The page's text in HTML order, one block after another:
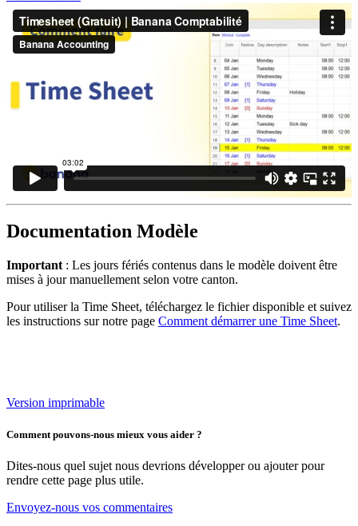
Documentation Modèle
Important : Les jours fériés contenus dans le modèle doivent être
mises à jour manuellement selon votre canton.
Pour utiliser la Time Sheet, téléchargez le fichier disponible et suivez
les instructions sur notre page Comment démarrer une Time Sheet.
Version imprimable
Comment pouvons-nous mieux vous aider ?
Dites-nous quel sujet nous devrions développer ou ajouter pour
rendre cette page plus utile.
Envoyez-nous vos commentaires